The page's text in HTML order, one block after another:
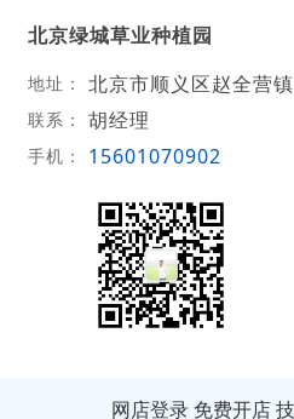
北京绿城草业种植园
地址： 北京市顺义区赵全营镇
联系： 胡经理
手机： 15601070902
网店登录 免费开店